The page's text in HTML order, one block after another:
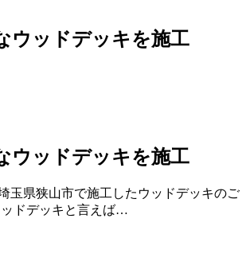
ウッドデッキを施工
ウッドデッキを施工
玉県狭山市で施工したウッドデッキのご
ドデッキと言えば…